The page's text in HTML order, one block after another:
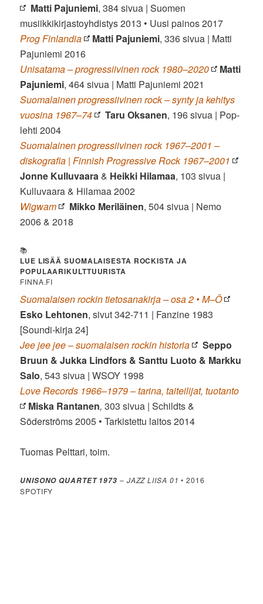
Matti Pajuniemi, 384 sivua | Suomen
musiikkikirjastoyhdistys 2013 • Uusi painos 2017
Prog Finlandia
Matti Pajuniemi, 336 sivua | Matti
Pajuniemi 2016
Unisatama – progressiivinen rock 1980–2020
Matti
Pajuniemi, 464 sivua | Matti Pajuniemi 2021
Suomalainen progressiivinen rock – synty ja kehitys
vuosina 1967–74
Taru Oksanen, 196 sivua | Pop-
lehti 2004
Suomalainen progressiivinen rock 1967–2001 –
diskografia | Finnish Progressive Rock 1967–2001
Jonne Kulluvaara& Heikki Hilamaa, 103 sivua |
Kulluvaara & Hilamaa 2002
Wigwam
Mikko Meriläinen, 504 sivua | Nemo
2006 & 2018
📚
LUE LISÄÄ SUOMALAISESTA ROCKISTA JA
POPULAARIKULTTUURISTA
FINNA.FI
Suomalaisen rockin tietosanakirja – osa 2 • M–Ö
Esko Lehtonen, sivut 342-711 | Fanzine 1983
[Soundi-kirja 24]
Jee jee jee – suomalaisen rockin historia
Seppo
Bruun & Jukka Lindfors & Santtu Luoto & Markku
Salo, 543 sivua | WSOY 1998
Love Records 1966–1979 – tarina, taiteilijat, tuotanto
Miska Rantanen, 303 sivua | Schildts &
Söderströms 2005 • Tarkistettu laitos 2014
Tuomas Pelttari, toim.
UNISONO QUARTET 1973 – JAZZ LIISA 01 • 2016
SPOTIFY